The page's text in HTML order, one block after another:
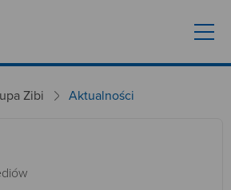
Zibi Aktualności